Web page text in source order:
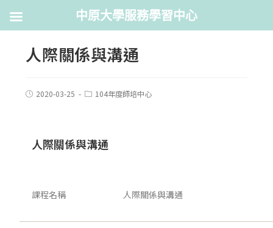
人際關係與溝通
2020-03-25 104年度師培中心
人際關係與溝通
課程名稱 人際關係與溝通
中原大學服務學習中心